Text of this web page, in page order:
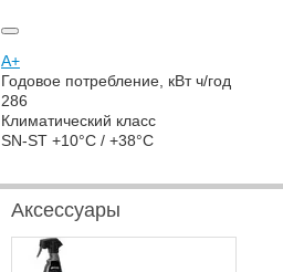
A+
Годовое потребление, кВт ч/год
286
Климатический класс
SN-ST +10°C / +38°C
Аксессуары